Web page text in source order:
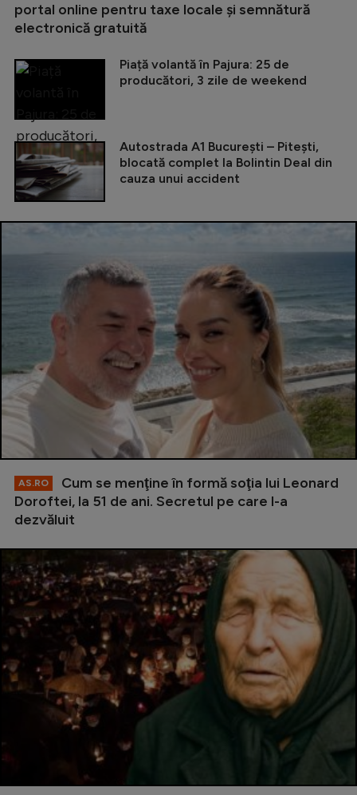
portal online pentru taxe locale și semnătură
electronică gratuită
Piață volantă în Pajura: 25 de
producători, 3 zile de weekend
Autostrada A1 București – Pitești,
blocată complet la Bolintin Deal din
cauza unui accident
AS.RO
Cum se menţine în formă soţia lui Leonard
Doroftei, la 51 de ani. Secretul pe care l-a
dezvăluit